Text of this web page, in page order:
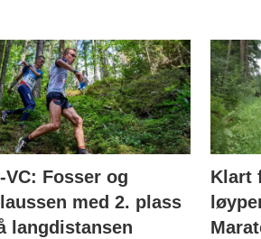
VC: Fosser og
med 2. plass
langdistansen
Klart